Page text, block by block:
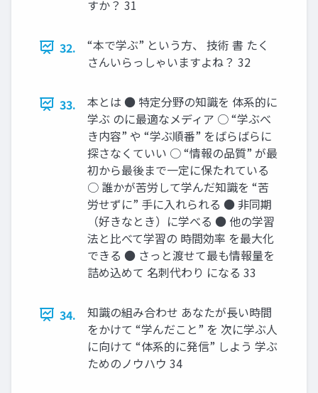
すか？ 31
32.
“本で学ぶ” という方、 技術 書 たく
さんいらっしゃいますよね？ 32
33.
本とは ● 特定分野の知識を 体系的に
学ぶ のに最適なメディア ○ “学ぶべ
き内容” や “学ぶ順番” をばらばらに
探さなくていい ○ “情報の品質” が最
初から最後まで一定に保たれている
○ 誰かが苦労して学んだ知識を “苦
労せずに” 手に入れられる ● 非同期
（好きなとき）に学べる ● 他の学習
法と比べて学習の 時間効率 を最大化
できる ● さっと渡せて最も情報量を
詰め込めて 名刺代わり になる 33
34.
知識の組み合わせ あなたが長い時間
をかけて “学んだこと” を 次に学ぶ人
に向けて “体系的に発信” しよう 学ぶ
ためのノウハウ 34